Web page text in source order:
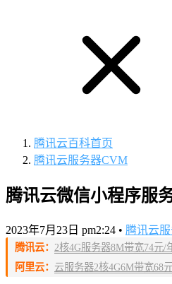
腾讯云百科首页
腾讯云服务器CVM
腾讯云微信小程序服
2023年7月23日 pm2:24 • 腾讯云
腾讯云： 2核4G服务器8M带宽74元/
阿里云： 云服务器2核4G6M带宽68